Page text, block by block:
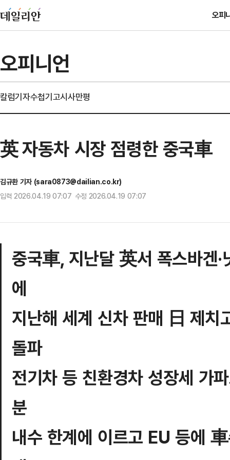
오피
오피니언
칼럼기자수첩기고시사만평
英 자동차 시장 점령한 중국車
김규환 기자 (sara0873@dailian.co.kr)
입력 2026.04.19 07:07 수정 2026.04.19 07:07
중국車, 지난달 英서 폭스바겐
에
지난해 세계 신차 판매 日 제
돌파
전기차 등 친환경차 성장세 가
분
내수 한계에 이르고 EU 등에